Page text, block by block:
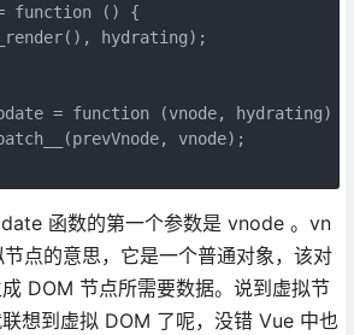
= function () {
hydrating);
= function (vnode, hydrating) {
vnode);
函数的第一个参数是 vnode 。vn
点的意思，它是一个普通对象，该对
DOM 节点所需要数据。说到虚拟节
想到虚拟 DOM 了呢，没错 Vue 中也